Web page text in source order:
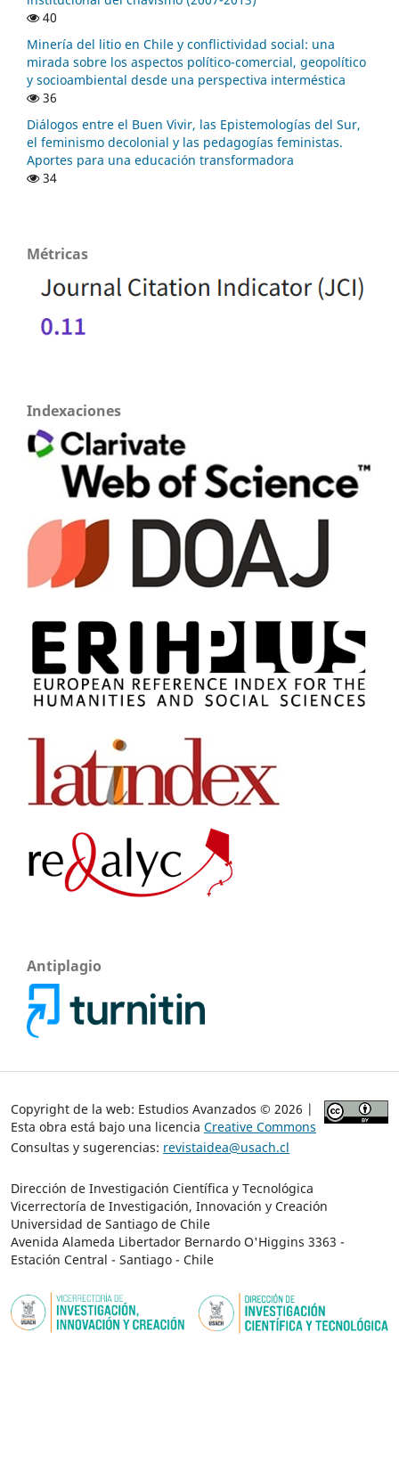
40
Minería del litio en Chile y conflictividad social: una
mirada sobre los aspectos político-comercial, geopolítico
y socioambiental desde una perspectiva interméstica
36
Diálogos entre el Buen Vivir, las Epistemologías del Sur,
el feminismo decolonial y las pedagogías feministas.
Aportes para una educación transformadora
34
Métricas
Indexaciones
Antiplagio
Copyright de la web: Estudios Avanzados © 2026 |
Esta obra está bajo una licencia Creative Commons
Consultas y sugerencias: revistaidea@usach.cl
Dirección de Investigación Científica y Tecnológica
Vicerrectoría de Investigación, Innovación y Creación
Universidad de Santiago de Chile
Avenida Alameda Libertador Bernardo O'Higgins 3363 -
Estación Central - Santiago - Chile